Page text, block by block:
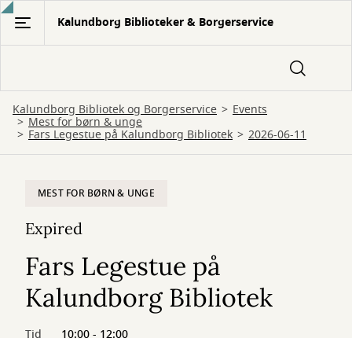
Gå
hovedindhold
Kalundborg Biblioteker & Borgerservice
Kalundborg Bibliotek og Borgerservice Events
Mest for børn & unge
Fars Legestue på Kalundborg Bibliotek 2026-06-11
MEST FOR BØRN & UNGE
Expired
Fars Legestue på
Kalundborg Bibliotek
Tid
10:00 - 12:00